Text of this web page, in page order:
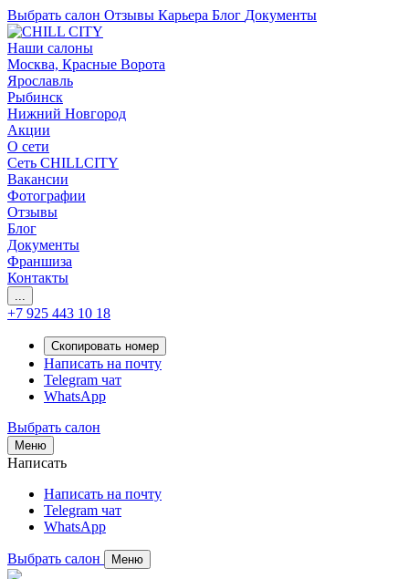
Выбрать салон Отзывы Карьера Блог Документы
Наши салоны
Москва, Красные Ворота
Ярославль
Рыбинск
Нижний Новгород
Акции
О сети
Сеть CHILLCITY
Вакансии
Фотографии
Отзывы
Блог
Документы
Франшиза
Контакты
...
+7 925 443 10 18
Скопировать номер
Написать на почту
Telegram чат
WhatsApp
Выбрать салон
Меню
Написать
Написать на почту
Telegram чат
WhatsApp
Выбрать салон Меню